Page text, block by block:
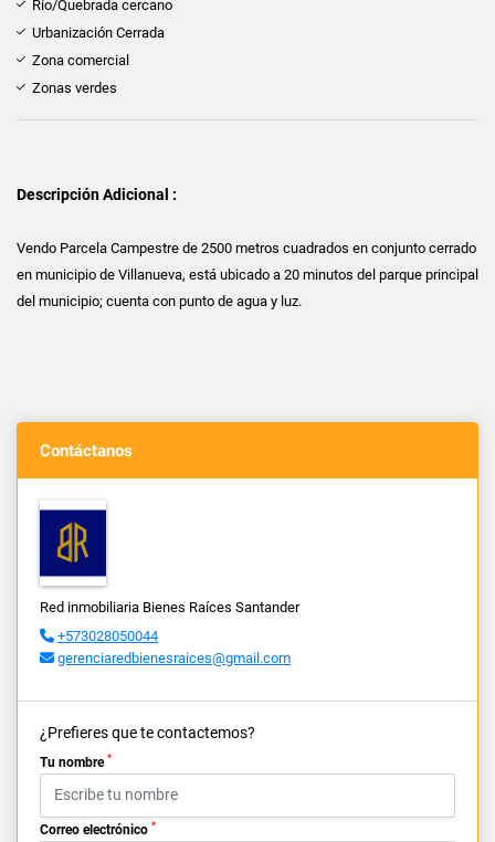
Río/Quebrada cercano
Urbanización Cerrada
Zona comercial
Zonas verdes
Descripción Adicional :
Vendo Parcela Campestre de 2500 metros cuadrados en conjunto cerrado
en municipio de Villanueva, está ubicado a 20 minutos del parque principal
del municipio; cuenta con punto de agua y luz.
Contáctanos
Red inmobiliaria Bienes Raíces Santander
+573028050044
gerenciaredbienesraices@gmail.com
¿Prefieres que te contactemos?
Tu nombre *
Correo electrónico *